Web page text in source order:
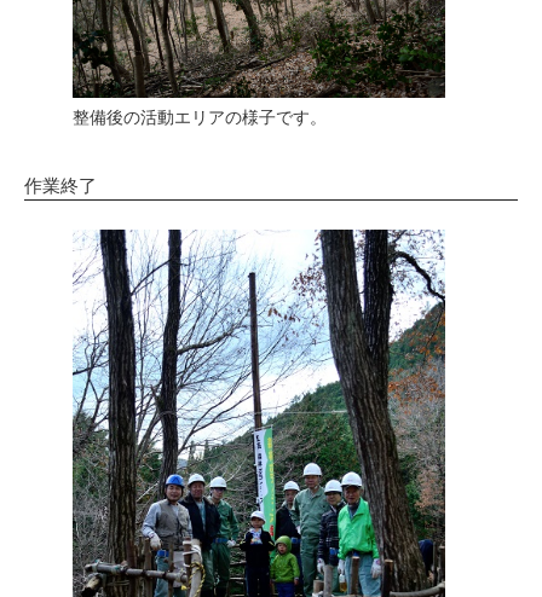
整備後の活動エリアの様子です。
作業終了